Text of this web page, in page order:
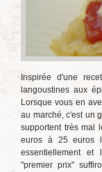
Inspirée d'une
langoustines aux
Lorsque vous en
au marché, c'est un
supportent très mal
euros à 25 euros
essentiellement et
"premier prix"